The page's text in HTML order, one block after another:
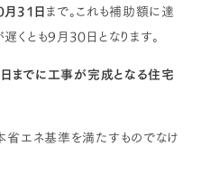
31日まで。これも補助額に達
くとも9月30日となります。
でに工事が完成となる住宅
省エネ基準を満たすものでなけ